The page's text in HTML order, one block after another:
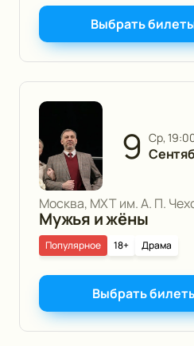
Выбрать
9 ср,
Москва, МХТ им. А. П.
Мужья и жёны
18+ Драма
Популярное
Выбрать